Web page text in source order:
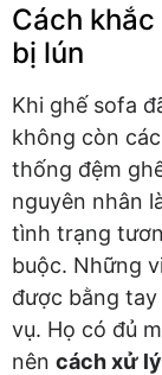
Cách
bị lún
Khi ghế sofa
không còn
thống đệm
nguyên nhân
tình trạng
buộc. Những
được bằng
vụ. Họ có đủ
nên cách xử